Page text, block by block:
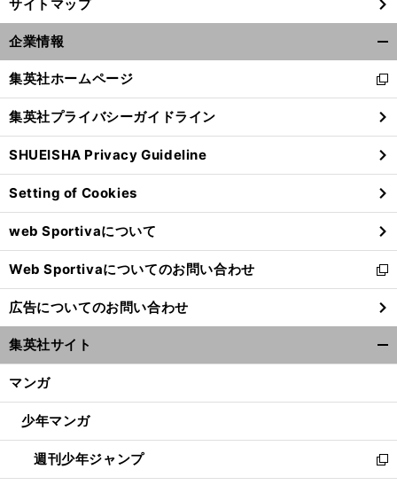
サイトマップ
企業情報
閉
る
集英社ホームページ
新
し
い
ウ
ィ
ン
ド
ウ
で
開
く
集英社プライバシーガイドライン
SHUEISHA Privacy Guideline
Setting of Cookies
web Sportivaについて
Web Sportivaについてのお問い合わせ
新
し
い
ウ
ィ
ン
ウ
開
く
広告についてのお問い合わせ
集英社サイト
マンガ
少年マンガ
週刊少年ジャンプ
新
し